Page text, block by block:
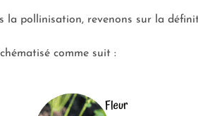
la pollinisation, revenons sur la
comme suit :